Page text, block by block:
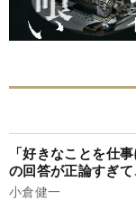
「好きなことを仕
の回答が正論すぎ
小倉健一